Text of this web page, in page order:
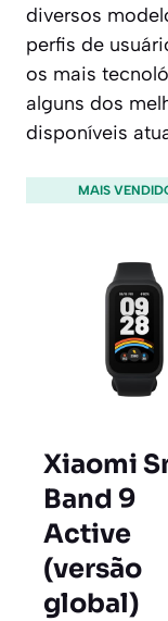
diversos
perfis de
os mais
alguns dos
disponíveis
MAIS
Xiaomi
Band 9
Active
(versão
global)